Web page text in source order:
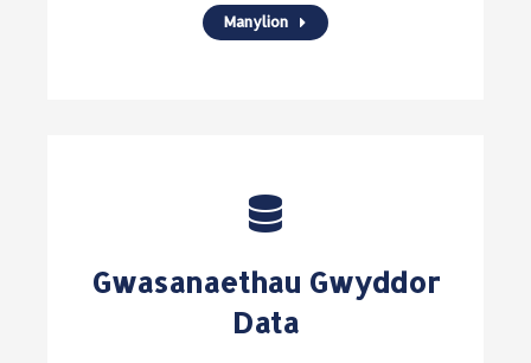
Manylion
Gwasanaethau Gwyddor
Data